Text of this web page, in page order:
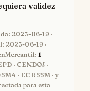
validez
2025-06-19 ·
2025-06-19 ·
1
· CENDOJ ·
· ECB SSM · y
para esta